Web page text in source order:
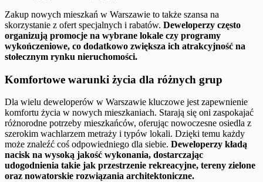
Zakup nowych mieszkań w Warszawie to także szansa na
skorzystanie z ofert specjalnych i rabatów. Deweloperzy często
organizują promocje na wybrane lokale czy programy
wykończeniowe, co dodatkowo zwiększa ich atrakcyjność na
stołecznym rynku nieruchomości.
Komfortowe warunki życia dla różnych grup
Dla wielu deweloperów w Warszawie kluczowe jest zapewnienie
komfortu życia w nowych mieszkaniach. Starają się oni zaspokajać
różnorodne potrzeby mieszkańców, oferując nowoczesne osiedla z
szerokim wachlarzem metraży i typów lokali. Dzięki temu każdy
może znaleźć coś odpowiedniego dla siebie. Deweloperzy kładą
nacisk na wysoką jakość wykonania, dostarczając
udogodnienia takie jak przestrzenie rekreacyjne, tereny zielone
oraz nowatorskie rozwiązania architektoniczne.